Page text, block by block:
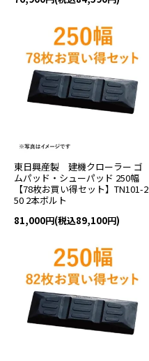
東日興産製 建機クローラー ゴ
ムパッド・シューパッド 250幅
【78枚お買い得セット】TN101-2
50 2本ボルト
81,000円(税込89,100円)